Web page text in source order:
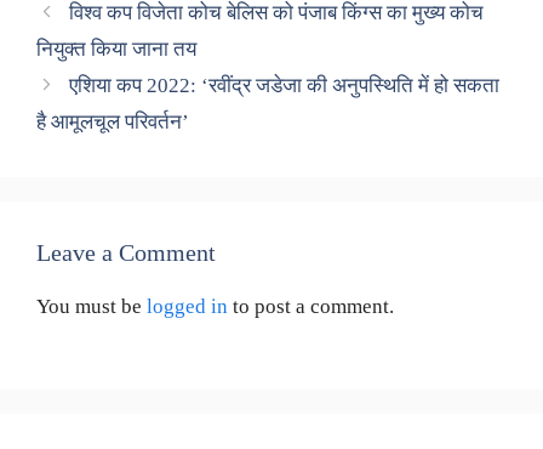
विश्व कप विजेता कोच बेलिस को पंजाब किंग्स का मुख्य कोच
नियुक्त किया जाना तय
एशिया कप 2022: ‘रवींद्र जडेजा की अनुपस्थिति में हो सकता
है आमूलचूल परिवर्तन’
Leave a Comment
You must be logged in to post a comment.